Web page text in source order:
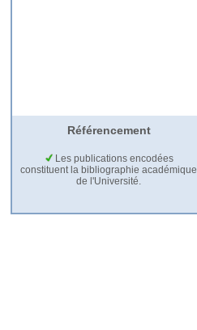
Référencement
Les publications encodées
constituent la bibliographie académique
de l'Université.